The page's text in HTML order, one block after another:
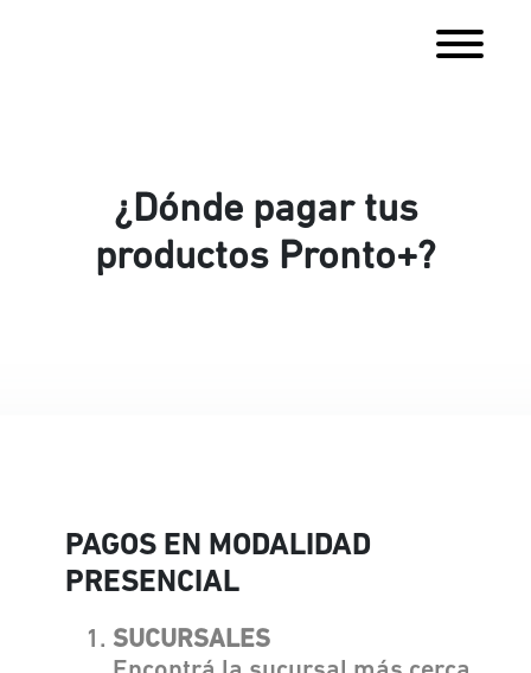
¿Dónde pagar tus
productos Pronto+?
PAGOS EN MODALIDAD
PRESENCIAL
SUCURSALES